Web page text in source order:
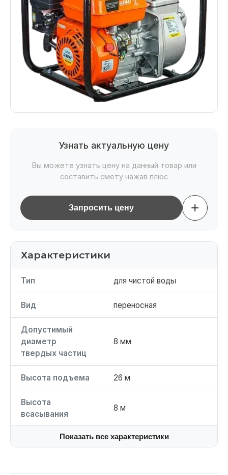
Узнать актуальную цену
Вы можете узнать цену на данный товар или
составить смету нажав плюс
Запросить цену +
Характеристики
Тип для чистой воды
Вид переносная
Допустимый
диаметр
твердых частиц
8 мм
Высота подъема 26 м
Высота
всасывания
8 м
Показать все характеристики